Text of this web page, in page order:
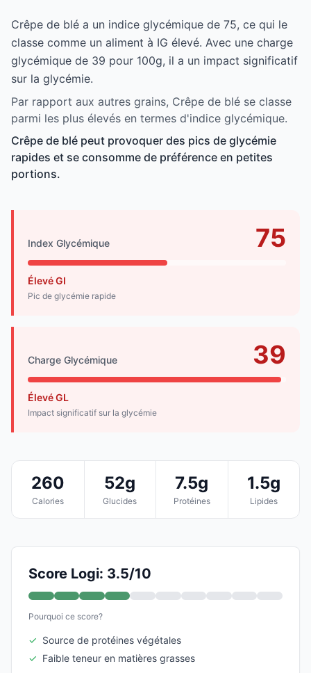
Crêpe de blé a un indice glycémique de 75, ce qui le
classe comme un aliment à IG élevé. Avec une charge
glycémique de 39 pour 100g, il a un impact significatif
sur la glycémie.
Par rapport aux autres grains, Crêpe de blé se classe
parmi les plus élevés en termes d'indice glycémique.
Crêpe de blé peut provoquer des pics de glycémie
rapides et se consomme de préférence en petites
portions.
Index Glycémique 75
Élevé GI
Pic de glycémie rapide
Charge Glycémique 39
Élevé GL
Impact significatif sur la glycémie
260
Calories
52g
Glucides
7.5g
Protéines
1.5g
Lipides
Score Logi: 3.5/10
Pourquoi ce score?
✓ Source de protéines végétales
✓ Faible teneur en matières grasses